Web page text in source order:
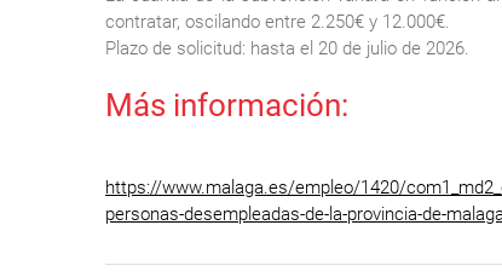
contratar, oscilando entre 2.250€ y 12.000€.
Plazo de solicitud: hasta el 20 de julio de 2026.
Más información:
https://www.malaga.es/empleo/1420/
personas-desempleadas-de-la-provincia-de-